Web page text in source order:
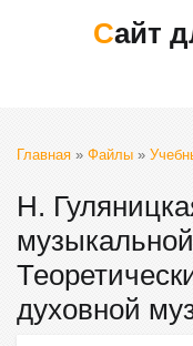
Сайт
Главная » Файлы »
Н.
духовной